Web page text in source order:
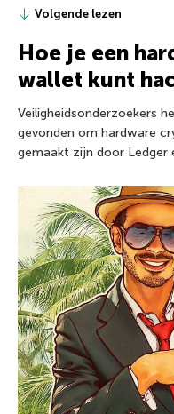
Volgende lezen
Hoe je een
wallet kunt
Veiligheidsonderzoekers
gevonden om hardware
gemaakt zijn door Ledger